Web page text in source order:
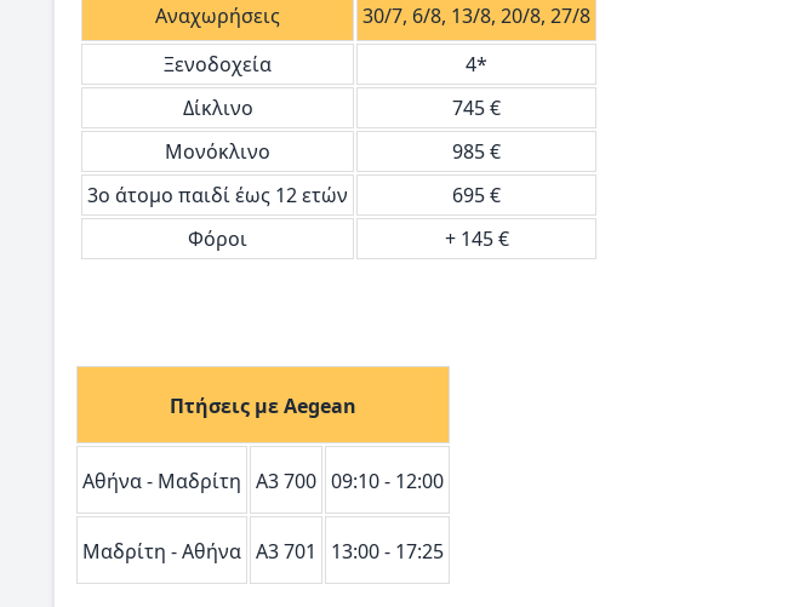
Αναχωρήσεις
30/7, 6/8, 13/8, 20/8, 27/8
Ξενοδοχεία
4*
Δίκλινο
745 €
Μονόκλινο
985 €
3ο άτομο παιδί έως 12 ετών
695 €
Φόροι
+ 145 €
Πτήσεις με Aegean
Αθήνα - Μαδρίτη A3 700 09:10 - 12:00
Μαδρίτη - Αθήνα A3 701 13:00 - 17:25